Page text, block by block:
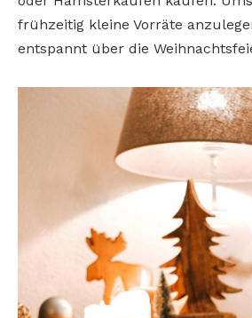
frühzeitig kleine Vorräte
entspannt über die